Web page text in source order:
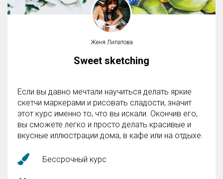
Женя Липатова
Sweet sketching
Если вы давно мечтали научиться делать яркие
скетчи маркерами и рисовать сладости, значит
этот курс именно то, что вы искали. Окончив его,
вы сможете легко и просто делать красивые и
вкусные иллюстрации дома, в кафе или на отдыхе.
Бессрочный курс